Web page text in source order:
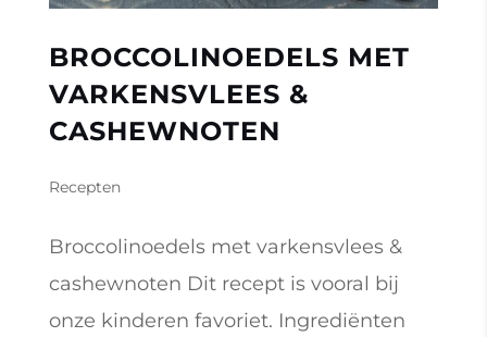
BROCCOLINOEDELS MET
VARKENSVLEES &
CASHEWNOTEN
Recepten
Broccolinoedels met varkensvlees &
cashewnoten Dit recept is vooral bij
onze kinderen favoriet. Ingrediënten